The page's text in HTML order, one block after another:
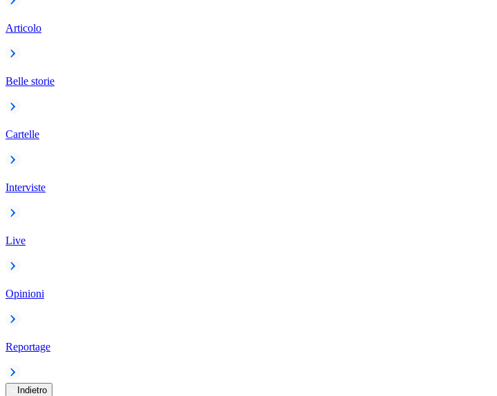
Articolo
Belle storie
Cartelle
Interviste
Live
Opinioni
Reportage
Indietro